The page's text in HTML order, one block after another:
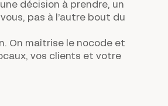
décision à prendre, un
pas à l’autre bout du
. On maîtrise le nocode et
vos clients et votre